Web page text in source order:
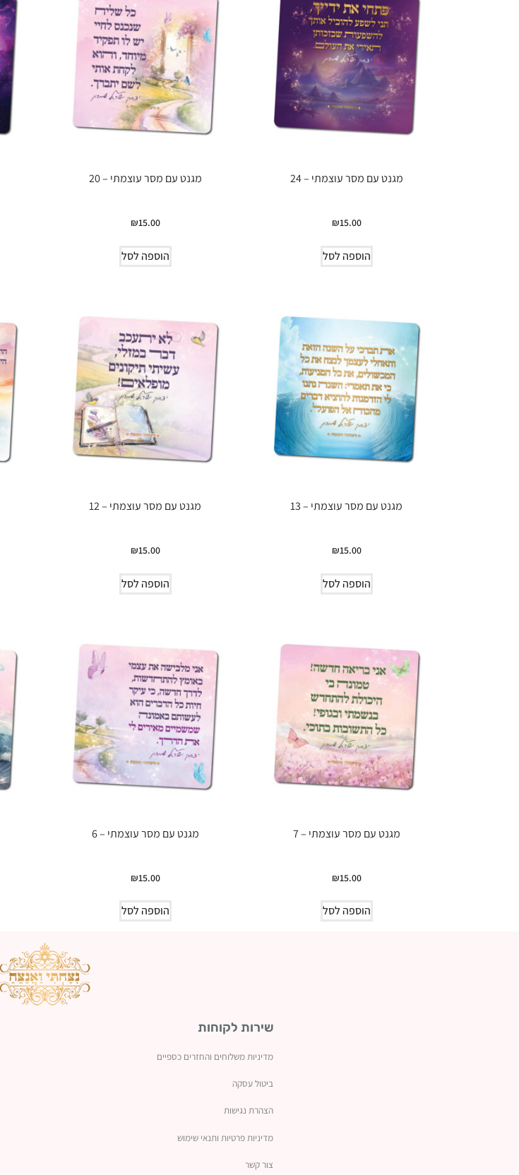
מגנט עם מסר עוצמתי – 24
₪15.00
הוספה לסל
מגנט עם מסר עוצמתי – 20
₪15.00
הוספה לסל
מגנט עם מסר עוצמתי – 13
₪15.00
הוספה לסל
מגנט עם מסר עוצמתי – 12
₪15.00
הוספה לסל
מגנט עם מסר עוצמתי – 7
₪15.00
הוספה לסל
מגנט עם מסר עוצמתי – 6
₪15.00
הוספה לסל
שירות לקוחות
מדיניות משלוחים והחזרים כספיים
ביטול עסקה
הצהרת נגישות
מדיניות פרטיות ותנאי שימוש
צור קשר